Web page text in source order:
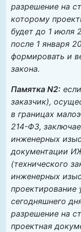
разрешение на
которому
будет до 1 июля
после 1 января
формировать и
закона.
Памятка N2:
заказчик),
в границах
214-ФЗ,
инженерных
документации
(технического
инженерных
проектирование
сегодняшнего
разрешение на
проектная